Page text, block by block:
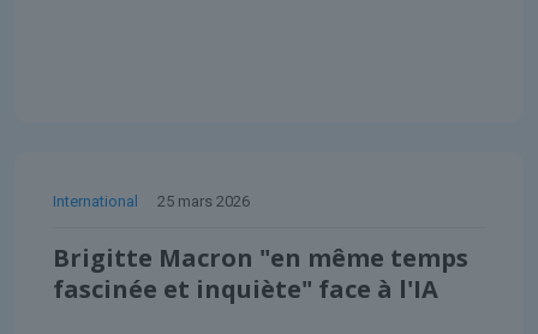
International 25 mars 2026
Brigitte Macron "en même temps
fascinée et inquiète" face à l'IA